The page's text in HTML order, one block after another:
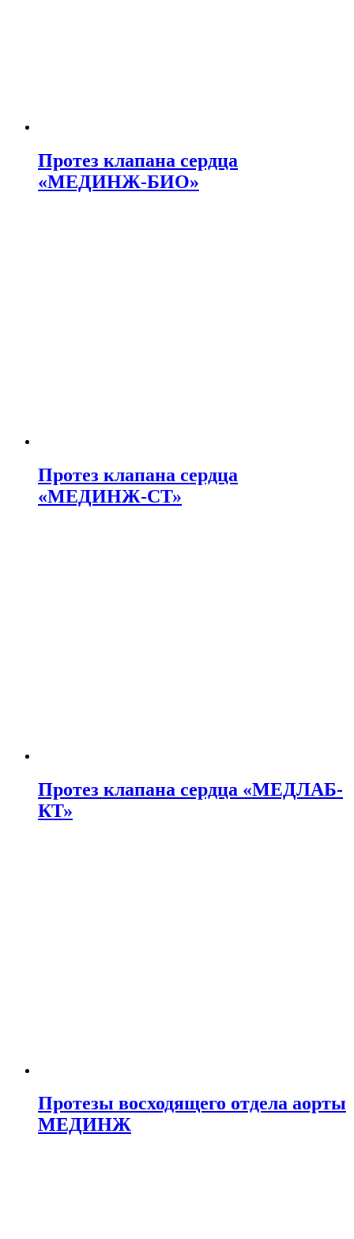
Протез клапана сердца
«МЕДИНЖ-БИО»
Протез клапана сердца
«МЕДИНЖ-СТ»
Протез клапана сердца «МЕДЛАБ-
КТ»
Протезы восходящего отдела аорты
МЕДИНЖ